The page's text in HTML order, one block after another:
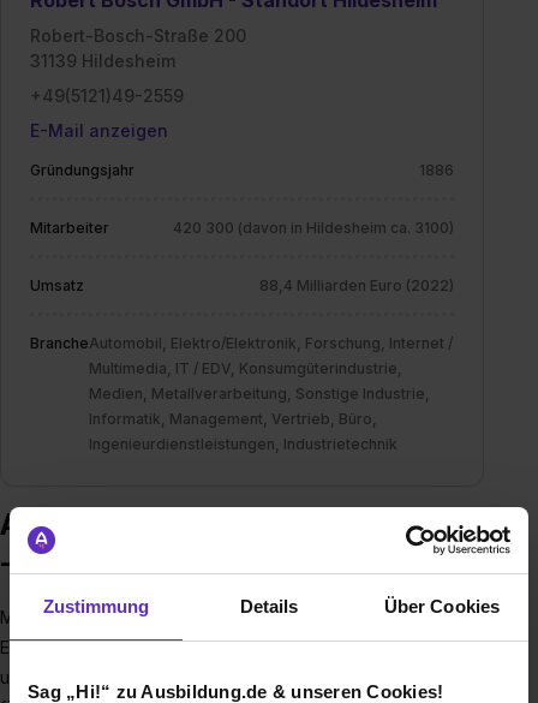
Zustimmung Details Über Cookies
Sag „Hi!“ zu Ausbildung.de & unseren Cookies!
Robert-Bosch-Straße 200
31139 Hildesheim
+49(5121)49-2559
E-Mail anzeigen
Gründungsjahr 1886
Mitarbeiter 420 300 (davon in Hildesheim ca. 3100)
Umsatz 88,4 Milliarden Euro (2022)
BrancheAutomobil, Elektro/Elektronik, Forschung, Internet /
Multimedia, IT / EDV, Konsumgüterindustrie,
Medien, Metallverarbeitung, Sonstige Industrie,
Informatik, Management, Vertrieb, Büro,
Ingenieurdienstleistungen, Industrietechnik
Ausbildung bei Robert Bosch GmbH
- Standort Hildesheim
Mit Bosch mehr erreichen
Egal ob Ausbildung oder Studium – Bosch fördert und
unterstützt Deine Entwicklung. Denn Bosch ist ein Name, der